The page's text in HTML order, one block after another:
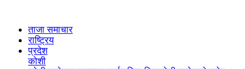
ताजा समाचार
राष्ट्रिय
प्रदेश
कोशी